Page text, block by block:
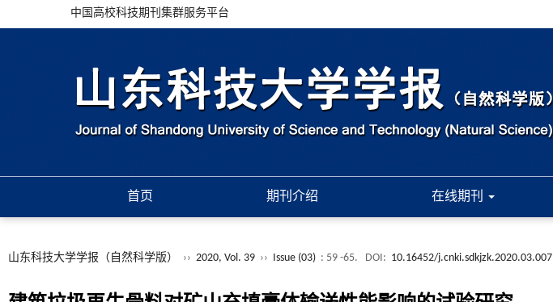
中国高校科技期刊集群服务平台
首页 期刊介绍 在线期刊
山东科技大学学报（自然科学版） ›› 2020, Vol. 39 ›› Issue (03) : 59 -65. DOI: 10.16452/j.cnki.sdkjzk.2020.03.007